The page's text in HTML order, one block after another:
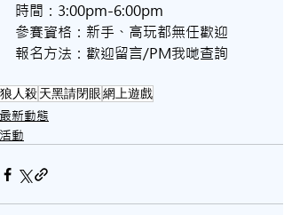
時間：3:00pm-6:00pm
參賽資格：新手、高玩都無任歡迎
報名方法：歡迎留言/PM我哋查詢
狼人殺天黑請閉眼網上遊戲
最新動態
活動